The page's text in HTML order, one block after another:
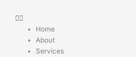
Home
About
Services